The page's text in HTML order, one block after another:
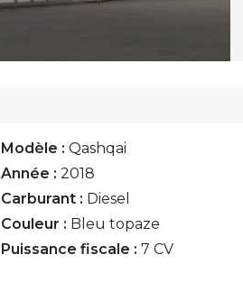
Modèle : Qashqai
Année : 2018
Carburant : Diesel
Couleur : Bleu topaze
Puissance fiscale : 7 CV